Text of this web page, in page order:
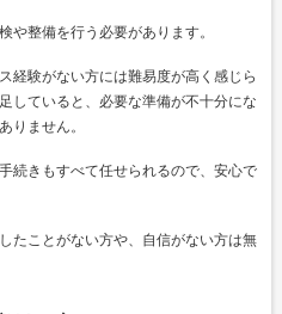
や整備を行う必要があります。
経験がない方には難易度が高く感じら
していると、必要な準備が不十分にな
りません。
続きもすべて任せられるので、安心で
たことがない方や、自信がない方は無